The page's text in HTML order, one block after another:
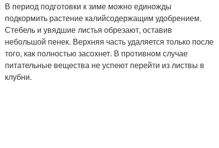
В период подготовки к зиме можно единожды
подкормить растение калийсодержащим удобрением.
Стебель и увядшие листья обрезают, оставив
небольшой пенек. Верхняя часть удаляется только после
того, как полностью засохнет. В противном случае
питательные вещества не успеют перейти из листвы в
клубни.